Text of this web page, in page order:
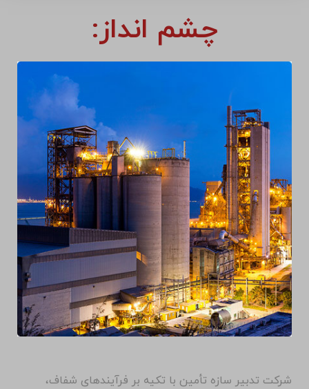
چشم انداز:
شرکت تدبیر سازه تأمین با تکیه بر فرآیندهای شفاف،